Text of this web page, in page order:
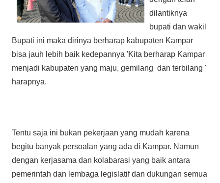
dilantiknya
bupati dan wakil
Bupati ini maka dirinya berharap kabupaten Kampar
bisa jauh lebih baik kedepannya 'Kita berharap Kampar
menjadi kabupaten yang maju, gemilang dan terbilang '
harapnya.
Tentu saja ini bukan pekerjaan yang mudah karena
begitu banyak persoalan yang ada di Kampar. Namun
dengan kerjasama dan kolabarasi yang baik antara
pemerintah dan lembaga legislatif dan dukungan semua